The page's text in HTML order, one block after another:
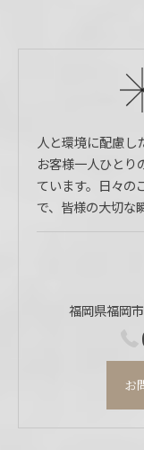
人と環境に配慮し
お客様一人ひとり
ています。日々の
で、皆様の大切な
福岡県福岡
お